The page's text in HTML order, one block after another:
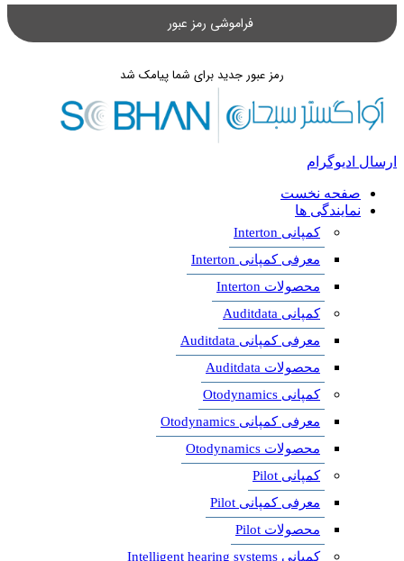
فراموشی رمز عبور
رمز عبور جدید برای شما پیامک شد
ارسال ادیوگرام
صفحه نخست
نمایندگی ها
کمپانی Interton
معرفی کمپانی Interton
محصولات Interton
کمپانی Auditdata
معرفی کمپانی Auditdata
محصولات Auditdata
کمپانی Otodynamics
معرفی کمپانی Otodynamics
محصولات Otodynamics
کمپانی Pilot
معرفی کمپانی Pilot
محصولات Pilot
کمپانی Intelligent hearing systems